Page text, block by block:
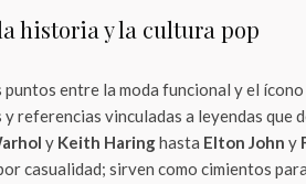
historia y la cultura pop
puntos entre la moda funcional y el
referencias vinculadas a leyendas que
y Keith Haringhasta Elton John y
casualidad; sirven como cimientos